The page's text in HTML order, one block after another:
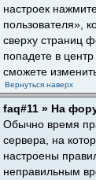
настроек
пользователя»,
сверху страниц
попадете в
сможете
Вернуться наверх
faq#11 » На
Обычно время
сервера, на
настроены
неправильным